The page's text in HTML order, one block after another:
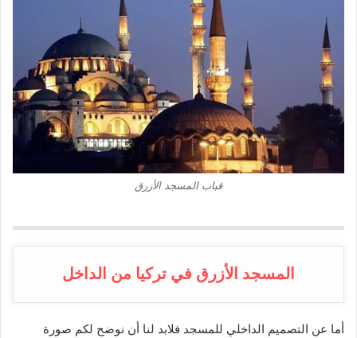
قباب المسجد الأزرق
المسجد الأزرق في تركيا من الداخل
أما عن التصميم الداخلي للمسجد فلابد لنا أن نوضح لكم صورة